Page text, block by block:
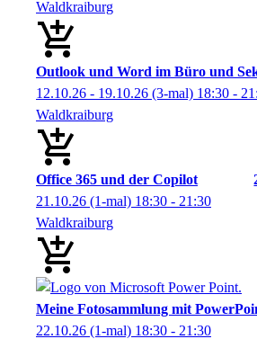
Waldkraiburg
Outlook und Word im Büro und
12.10.26 - 19.10.26 (3-mal) 18:30 -
Waldkraiburg
Office 365 und der Copilot
21.10.26 (1-mal) 18:30 - 21:30
Waldkraiburg
Meine Fotosammlung mit
22.10.26 (1-mal) 18:30 - 21:30